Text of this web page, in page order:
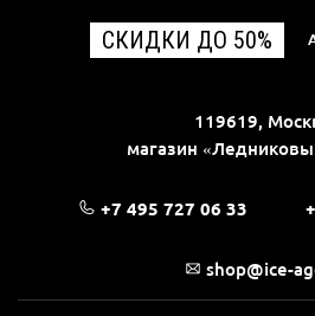
СКИДКИ ДО 50%
119619,
магазин
+7 495 727 06 33
shop@ice-